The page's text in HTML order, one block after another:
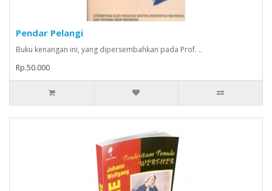
Pendar Pelangi
Buku kenangan ini, yang dipersembahkan pada Prof. ..
Rp.50.000